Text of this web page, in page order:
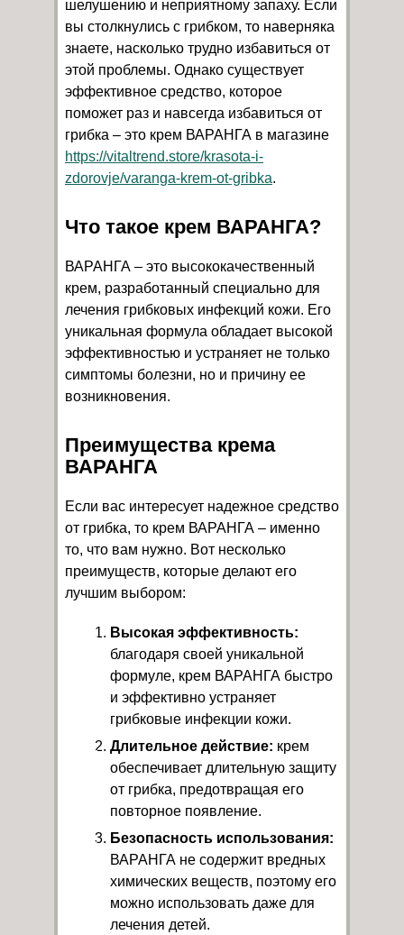
шелушению и неприятному запаху. Если
вы столкнулись с грибком, то наверняка
знаете, насколько трудно избавиться от
этой проблемы. Однако существует
эффективное средство, которое
поможет раз и навсегда избавиться от
грибка – это крем ВАРАНГА в магазине
https://vitaltrend.store/krasota-i-
zdorovje/varanga-krem-ot-gribka.
Что такое крем ВАРАНГА?
ВАРАНГА – это высококачественный
крем, разработанный специально для
лечения грибковых инфекций кожи. Его
уникальная формула обладает высокой
эффективностью и устраняет не только
симптомы болезни, но и причину ее
возникновения.
Преимущества крема
ВАРАНГА
Если вас интересует надежное средство
от грибка, то крем ВАРАНГА – именно
то, что вам нужно. Вот несколько
преимуществ, которые делают его
лучшим выбором:
Высокая эффективность:
благодаря своей уникальной
формуле, крем ВАРАНГА быстро
и эффективно устраняет
грибковые инфекции кожи.
Длительное действие: крем
обеспечивает длительную защиту
от грибка, предотвращая его
повторное появление.
Безопасность использования:
ВАРАНГА не содержит вредных
химических веществ, поэтому его
можно использовать даже для
лечения детей.